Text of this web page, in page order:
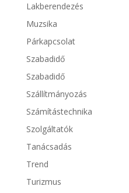
Lakberendezés
Muzsika
Párkapcsolat
Szabadidő
Szabadidő
Szállítmányozás
Számítástechnika
Szolgáltatók
Tanácsadás
Trend
Turizmus